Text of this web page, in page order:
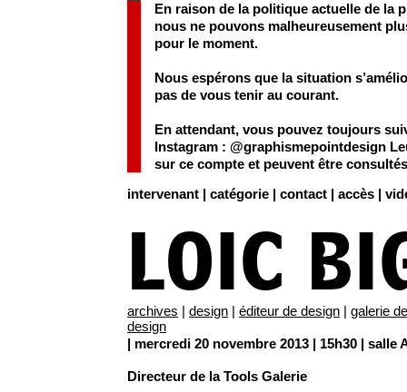
En raison de la politique actuelle de la
nous ne pouvons malheureusement
pour le moment.
Nous espérons que la situation
pas de vous tenir au courant.
En attendant, vous pouvez toujours
Instagram : @graphismepointdesign
sur ce compte et peuvent être
intervenant | catégorie | contact | accès |
LOIC
archives | design | éditeur de design | galerie
design
| mercredi 20 novembre 2013 | 15h30 | salle
Directeur de la Tools Galerie